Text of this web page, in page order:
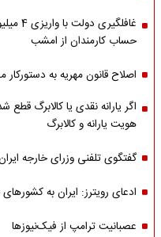
حساب کارمندان از امشب
اصلاح قانون مهریه به
اگر یارانه نقدی یا کالابرگ قطع
هویت یارانه و کالابرگ
گفتگوی تلفنی وزرای خارجه
ادعای رویترز: ایران به
عصبانیت ترامپ از فیک‌نیوزها